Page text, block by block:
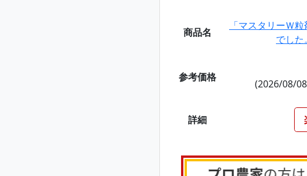
商品名
「マスタリーＷ
でした
参考価格
(2026/08/
詳細